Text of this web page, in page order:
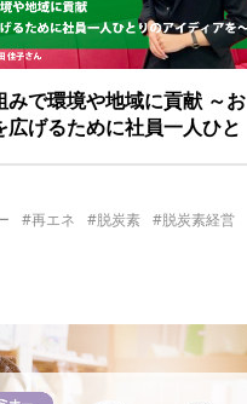
みで環境や地域に貢献 ～お
げるために社員一人ひと
#再エネ #脱炭素 #脱炭素経営